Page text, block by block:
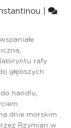
|
rafy
głębszych
handlu,
dnie morskim
Rzymian w